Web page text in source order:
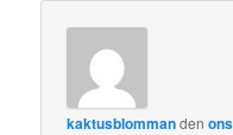
kaktusblommanden